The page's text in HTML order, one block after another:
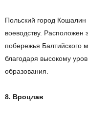
Польский город
воеводству. Расположен
побережья Балтийского
благодаря высокому
образования.
8. Вроцлав